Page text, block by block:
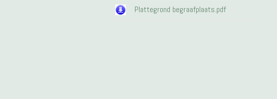
Plattegrond begraafplaats.pdf